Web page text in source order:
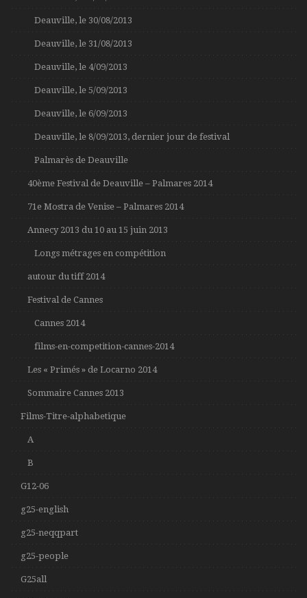
Deauville, le 30/08/2013
Deauville, le 31/08/2013
Deauville, le 4/09/2013
Deauville, le 5/09/2013
Deauville, le 6/09/2013
Deauville, le 8/09/2013, dernier jour de festival
Palmarès de Deauville
40ème Festival de Deauville – Palmares 2014
71e Mostra de Venise – Palmares 2014
Annecy 2013 du 10 au 15 juin 2013
Longs métrages en compétition
autour du tiff 2014
Festival de Cannes
Cannes 2014
films-en-competition-cannes-2014
Les « Primés » de Locarno 2014
Sommaire Cannes 2013
Films-Titre-alphabetique
A
B
G12-06
g25-english
g25-neqqpart
g25-people
G25all